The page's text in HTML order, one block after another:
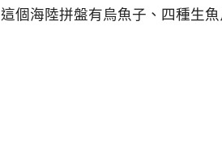
這個海陸拼盤有烏魚子、四種生